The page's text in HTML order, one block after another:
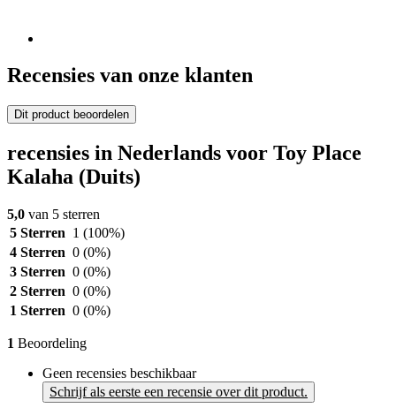
Recensies van onze klanten
Dit product beoordelen
recensies in Nederlands voor Toy Place
Kalaha (Duits)
5,0 van 5 sterren
5 Sterren 1 (100%)
4 Sterren 0 (0%)
3 Sterren 0 (0%)
2 Sterren 0 (0%)
1 Sterren 0 (0%)
1 Beoordeling
Geen recensies beschikbaar
Schrijf als eerste een recensie over dit product.